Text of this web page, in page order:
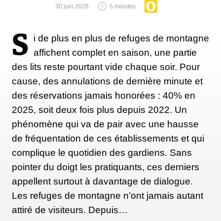
Renforcer le grand fessier : extension de
hanches sur banc (hip thrust)
Asseyez-vous dos contre un banc, pieds à plat au sol
et genoux fléchis. Placez une barre ou un poids sur
les hanches. Contractez les fessiers pour élever les
hanches jusqu’à former une ligne droite entre les
épaules et les genoux, puis redescendez lentement.
Améliorer l’équilibre et la force sur une
jambe : soulevé de terre roumain sur une
jambe
Debout sur une jambe, penchez le buste vers l’avant
30 juin 2026 5 minutes
S i de plus en plus de refuges de montagne
affichent complet en saison, une partie
des lits reste pourtant vide chaque soir. Pour
cause, des annulations de dernière minute et
des réservations jamais honorées : 40% en
2025, soit deux fois plus depuis 2022. Un
phénomène qui va de pair avec une hausse
de fréquentation de ces établissements et qui
complique le quotidien des gardiens. Sans
pointer du doigt les pratiquants, ces derniers
appellent surtout à davantage de dialogue.
Les refuges de montagne n’ont jamais autant
attiré de visiteurs. Depuis…